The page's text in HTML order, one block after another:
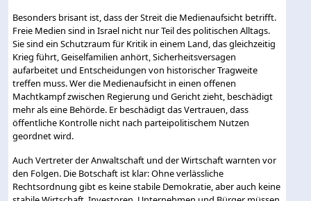
Besonders brisant ist, dass der Streit die Medienaufsicht betrifft.
Freie Medien sind in Israel nicht nur Teil des politischen Alltags.
Sie sind ein Schutzraum für Kritik in einem Land, das gleichzeitig
Krieg führt, Geiselfamilien anhört, Sicherheitsversagen
aufarbeitet und Entscheidungen von historischer Tragweite
treffen muss. Wer die Medienaufsicht in einen offenen
Machtkampf zwischen Regierung und Gericht zieht, beschädigt
mehr als eine Behörde. Er beschädigt das Vertrauen, dass
öffentliche Kontrolle nicht nach parteipolitischem Nutzen
geordnet wird.
Auch Vertreter der Anwaltschaft und der Wirtschaft warnten vor
den Folgen. Die Botschaft ist klar: Ohne verlässliche
Rechtsordnung gibt es keine stabile Demokratie, aber auch keine